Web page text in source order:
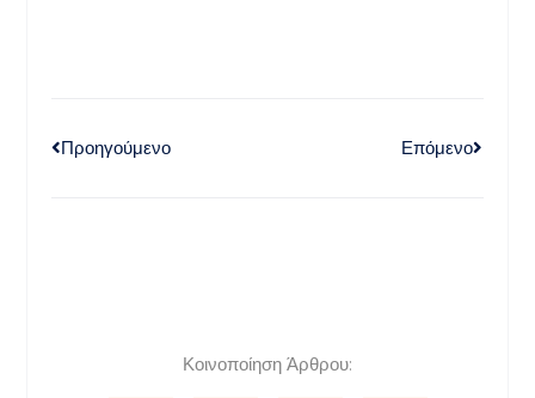
Προηγούμενο Επόμενο
Κοινοποίηση Άρθρου: